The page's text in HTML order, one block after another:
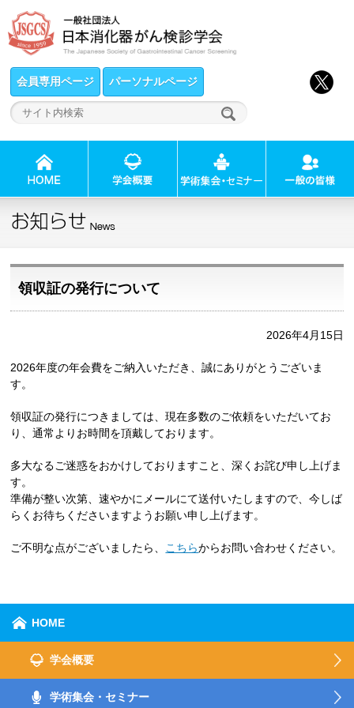
会員専用ページ パーソナルページ
領収証の発行について
2026年4月15日
2026年度の年会費をご納入いただき、誠にありがとうございま
す。
領収証の発行につきましては、現在多数のご依頼をいただいてお
り、通常よりお時間を頂戴しております。
多大なるご迷惑をおかけしておりますこと、深くお詫び申し上げま
す。
準備が整い次第、速やかにメールにて送付いたしますので、今しば
らくお待ちくださいますようお願い申し上げます。
ご不明な点がございましたら、 こちらからお問い合わせください。
HOME
学会概要
学術集会・セミナー